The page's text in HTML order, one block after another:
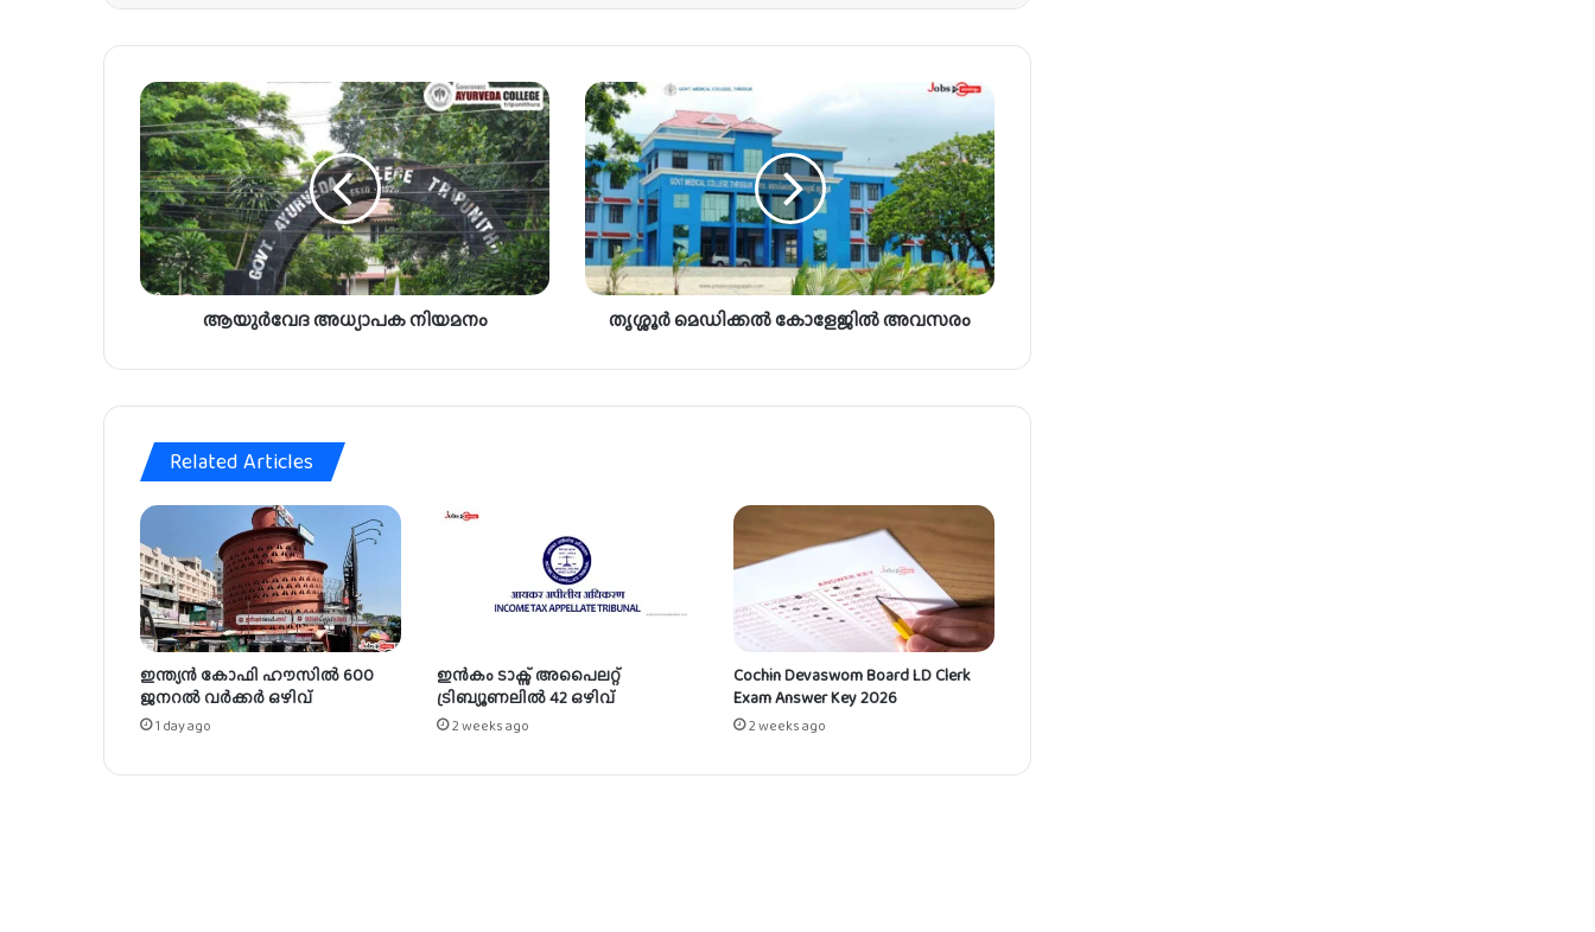
ആ
യു
ർ
വേ
ദ
അ
ധ്യാ
പ
ക
മ
ആയുർവേദ അധ്യാപക നിയമനം
തൃ
ശ്ശൂ
ർ
മെ
ഡി
ക്ക
ൽ
കോ
ളേ
അ
തൃശ്ശൂർ മെഡിക്കൽ കോളേജിൽ അവസരം
Related Articles
ഇന്ത്യൻ കോഫി ഹൗസിൽ 600
ജനറൽ വർക്കർ ഒഴിവ്
1 day ago
ഇൻകം ടാക്സ് അപൈലറ്റ്
ട്രിബ്യൂണലിൽ 42 ഒഴിവ്
2 weeks ago
Cochin Devaswom Board LD Clerk
Exam Answer Key 2026
2 weeks ago